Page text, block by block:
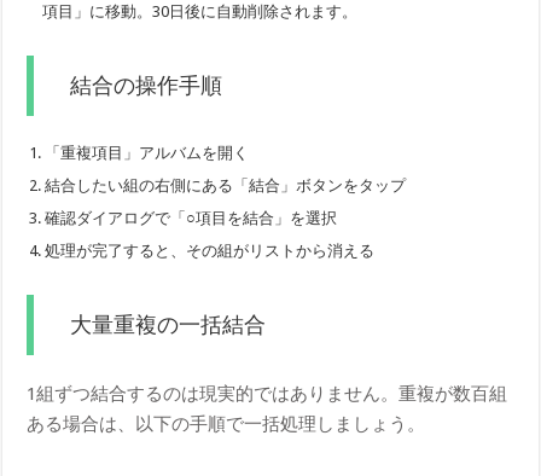
項目」に移動。30日後に自動削除されます。
結合の操作手順
「重複項目」アルバムを開く
結合したい組の右側にある「結合」ボタンをタップ
確認ダイアログで「○項目を結合」を選択
処理が完了すると、その組がリストから消える
大量重複の一括結合
1組ずつ結合するのは現実的ではありません。重複が数百組
ある場合は、以下の手順で一括処理しましょう。